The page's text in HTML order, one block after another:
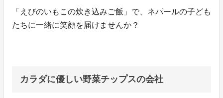
「えびのいもこの炊き込みご飯」で、ネパールの子ども
たちに一緒に笑顔を届けませんか？
カラダに優しい野菜チップスの会社